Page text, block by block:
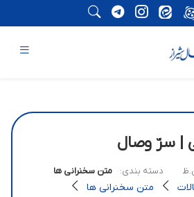
| سرّ وصال
دسته بندی: متن سخنرانی ها
متن سخنرانی ها